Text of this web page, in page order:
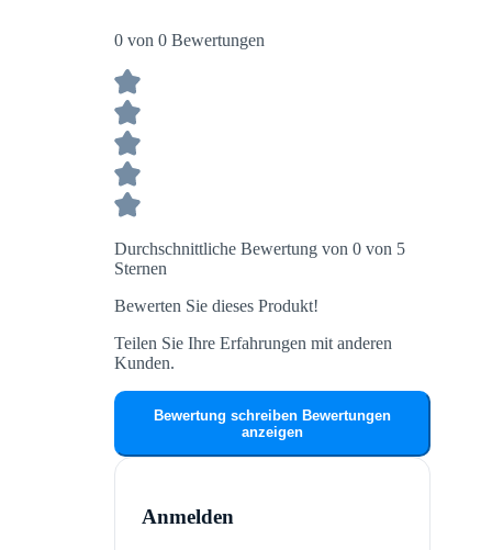
0 von 0 Bewertungen
Durchschnittliche Bewertung von 0 von 5
Sternen
Bewerten Sie dieses Produkt!
Teilen Sie Ihre Erfahrungen mit anderen
Kunden.
Bewertung schreiben Bewertungen
anzeigen
Anmelden